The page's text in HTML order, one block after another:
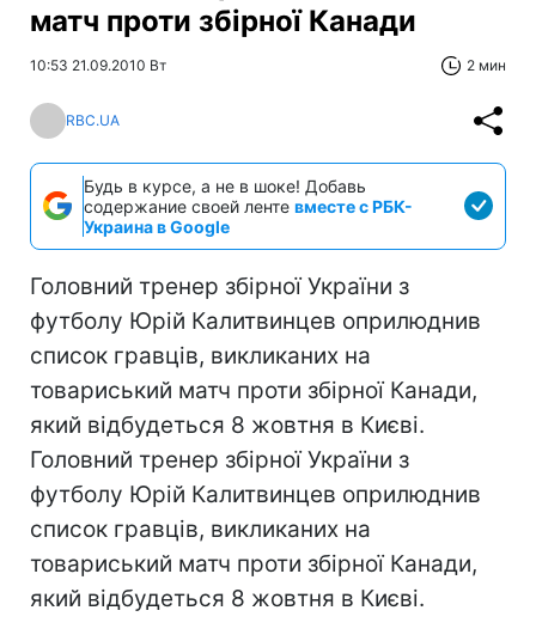
матч проти збірної Канади
10:53 21.09.2010 Вт 2 мин
RBC.UA
Будь в курсе, а не в шоке! Добавь
содержание своей ленте вместе с РБК-
Украина в Google
Головний тренер збірної України з
футболу Юрій Калитвинцев оприлюднив
список гравців, викликаних на
товариський матч проти збірної Канади,
який відбудеться 8 жовтня в Києві.
Головний тренер збірної України з
футболу Юрій Калитвинцев оприлюднив
список гравців, викликаних на
товариський матч проти збірної Канади,
який відбудеться 8 жовтня в Києві.